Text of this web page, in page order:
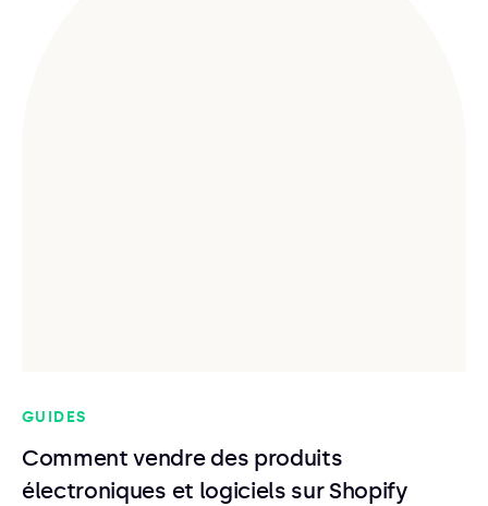
GUIDES
Comment vendre des produits
électroniques et logiciels sur Shopify